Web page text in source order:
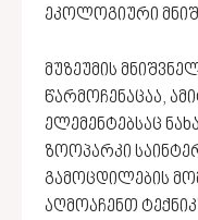
ეკოლოგიური
მუზეუმის
წარმოჩენაცაა,
ელემენტებსაც
ზოოპარკი
გამოცდილების
აღმოაჩენთ